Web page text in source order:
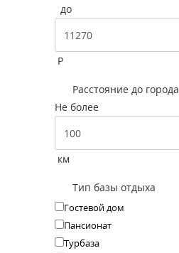
до
Р
Расстояние до города
Не более
км
Тип базы отдыха
Гостевой дом
Пансионат
Турбаза